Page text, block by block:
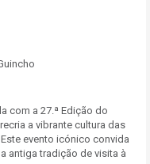
com a 27.ª Edição do
a vibrante cultura das
evento icónico convida
antiga tradição de visita à